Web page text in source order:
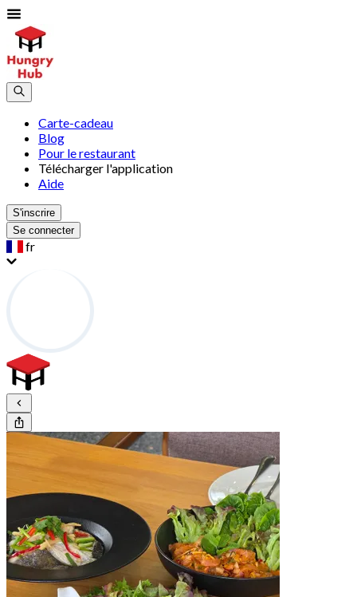
Carte-cadeau
Blog
Pour le restaurant
Télécharger l'application
Aide
S'inscrire
Se connecter
fr